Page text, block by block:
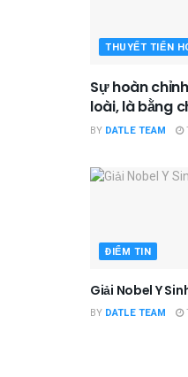
THUYẾT TIẾN
Sự hoàn
loài, là bằng
BY DATLE TEAM
ĐIỂM TIN
Giải Nobel Y
BY DATLE TEAM